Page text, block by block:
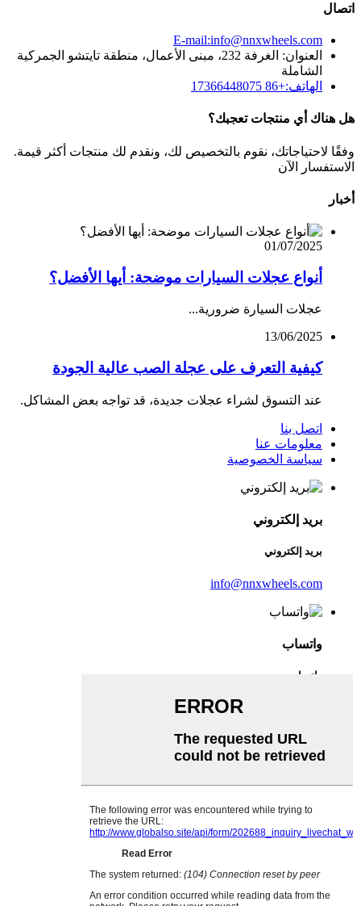
اتصال
E-mail:info@nnxwheels.com
العنوان: الغرفة 232، مبنى الأعمال، منطقة تايتشو الجمركية
الشاملة
الهاتف:+86 17366448075
هل هناك أي منتجات تعجبك؟
وفقًا لاحتياجاتك، نقوم بالتخصيص لك، ونقدم لك منتجات أكثر قيمة.
الاستفسار الآن
أخبار
01/07/2025
أنواع عجلات السيارات موضحة: أيها الأفضل؟
عجلات السيارة ضرورية...
13/06/2025
كيفية التعرف على عجلة الصب عالية الجودة
عند التسوق لشراء عجلات جديدة، قد تواجه بعض المشاكل.
اتصل بنا
معلومات عنا
سياسة الخصوصية
بريد إلكتروني
بريد إلكتروني
info@nnxwheels.com
واتساب
واتساب
وي تشات
English
French
Spanish
Russian
Japanese